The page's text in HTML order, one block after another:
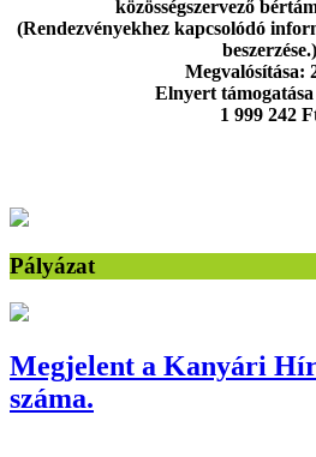
közösségszervező
(Rendezvényekhez kapcsolódó
beszerzése.)
Megvalósítása:
Elnyert támogatása
1 999 242
Pályázat
Megjelent a Kanyári
száma.